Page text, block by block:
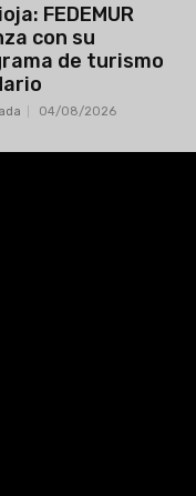
FEDEMUR
con su
de turismo
04/08/2026